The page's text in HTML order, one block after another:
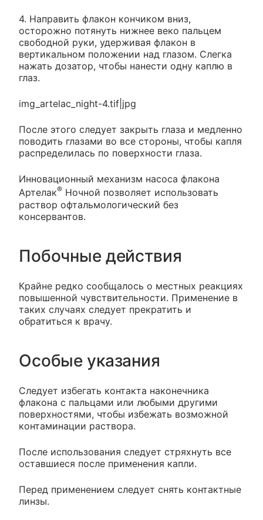
4. Направить флакон кончиком вниз,
осторожно потянуть нижнее веко пальцем
свободной руки, удерживая флакон в
вертикальном положении над глазом. Слегка
нажать дозатор, чтобы нанести одну каплю в
глаз.
img_artelac_night-4.tif|jpg
После этого следует закрыть глаза и медленно
поводить глазами во все стороны, чтобы капля
распределилась по поверхности глаза.
Инновационный механизм насоса флакона
Артелак® Ночной позволяет использовать
раствор офтальмологический без
консервантов.
Побочные действия
Крайне редко сообщалось о местных реакциях
повышенной чувствительности. Применение в
таких случаях следует прекратить и
обратиться к врачу.
Особые указания
Следует избегать контакта наконечника
флакона с пальцами или любыми другими
поверхностями, чтобы избежать возможной
контаминации раствора.
После использования следует стряхнуть все
оставшиеся после применения капли.
Перед применением следует снять контактные
линзы.